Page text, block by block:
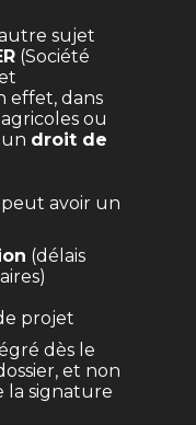
sujet
(Société
effet, dans
ou
droit de
avoir un
(délais
projet
dès le
et non
la signature